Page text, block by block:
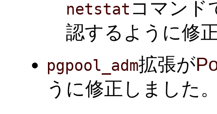
netstatコマンド
認するように修
pgpool_adm拡張が
うに修正しました